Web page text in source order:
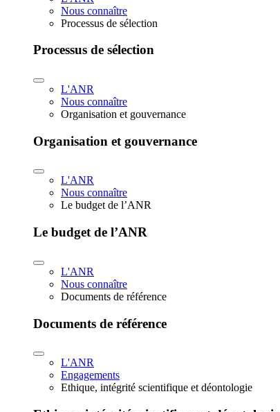
Nous connaître
Processus de sélection
Processus de sélection
L'ANR
Nous connaître
Organisation et gouvernance
Organisation et gouvernance
L'ANR
Nous connaître
Le budget de l’ANR
Le budget de l’ANR
L'ANR
Nous connaître
Documents de référence
Documents de référence
L'ANR
Engagements
Ethique, intégrité scientifique et déontologie